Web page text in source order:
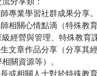
專業學習社群成果分享。
相關心情點滴（特殊教
經營與管理、特殊教育
文章作品分享（分享其
關資源等）。
或相關人士對於特殊教